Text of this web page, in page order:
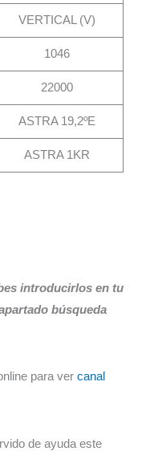
VERTICAL (V)
1046
22000
ASTRA 19,2ºE
ASTRA 1KR
introducirlos en tu
búsqueda
para vercanal
de ayuda este